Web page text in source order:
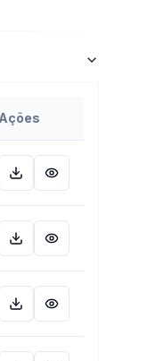
Ações